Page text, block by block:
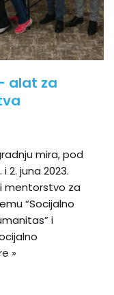
alat za
mira, pod
2. juna 2023.
mentorstvo za
“Socijalno
i
»